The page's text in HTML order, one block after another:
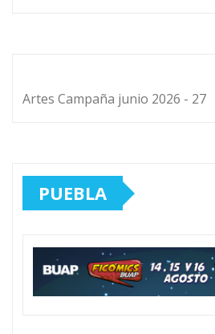
Artes Campaña junio 2026 - 27
PUEBLA